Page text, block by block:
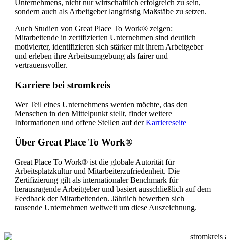
Unternehmens, nicht nur wirtschaftlich erfolgreich zu sein,
sondern auch als Arbeitgeber langfristig Maßstäbe zu setzen.
Auch Studien von Great Place To Work® zeigen:
Mitarbeitende in zertifizierten Unternehmen sind deutlich
motivierter, identifizieren sich stärker mit ihrem Arbeitgeber
und erleben ihre Arbeitsumgebung als fairer und
vertrauensvoller.
Karriere bei stromkreis
Wer Teil eines Unternehmens werden möchte, das den
Menschen in den Mittelpunkt stellt, findet weitere
Informationen und offene Stellen auf derKarriereseite
Über Great Place To Work®
Great Place To Work® ist die globale Autorität für
Arbeitsplatzkultur und Mitarbeiterzufriedenheit. Die
Zertifizierung gilt als internationaler Benchmark für
herausragende Arbeitgeber und basiert ausschließlich auf dem
Feedback der Mitarbeitenden. Jährlich bewerben sich
tausende Unternehmen weltweit um diese Auszeichnung.